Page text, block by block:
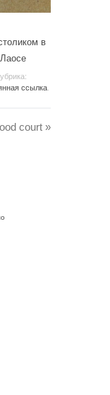
в
ссылка
court »